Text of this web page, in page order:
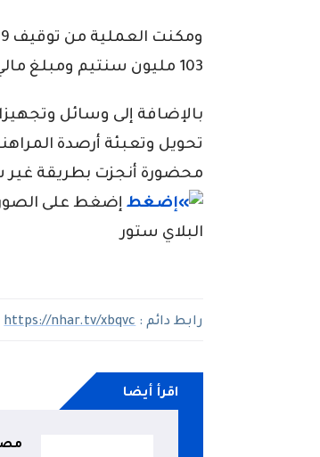
103 مليون سنتيم ومبلغ مالي بالعملة الصعبة قدر بـ2515 أورو 3 سيارات سياحية.
بالإضافة إلى وسائل
محضورة أنجزت بطريقة غير
إضغط على الصورة
البلاي ستور
رابط دائم :https://nhar.tv/xbqvc
اقرأ أيضا